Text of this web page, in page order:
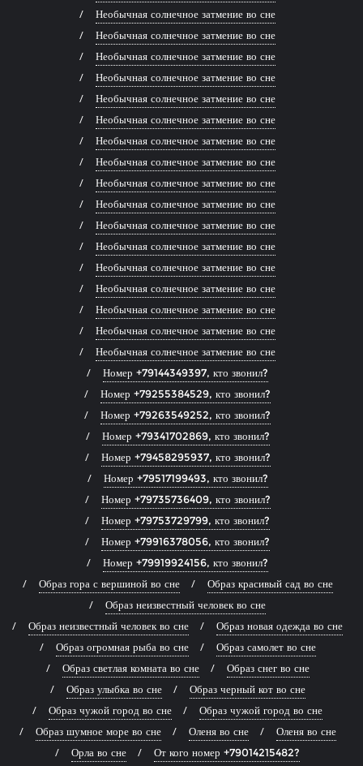
Необычная солнечное затмение во сне
Необычная солнечное затмение во сне
Необычная солнечное затмение во сне
Необычная солнечное затмение во сне
Необычная солнечное затмение во сне
Необычная солнечное затмение во сне
Необычная солнечное затмение во сне
Необычная солнечное затмение во сне
Необычная солнечное затмение во сне
Необычная солнечное затмение во сне
Необычная солнечное затмение во сне
Необычная солнечное затмение во сне
Необычная солнечное затмение во сне
Необычная солнечное затмение во сне
Необычная солнечное затмение во сне
Необычная солнечное затмение во сне
Необычная солнечное затмение во сне
Номер +79144349397, кто звонил?
Номер +79255384529, кто звонил?
Номер +79263549252, кто звонил?
Номер +79341702869, кто звонил?
Номер +79458295937, кто звонил?
Номер +79517199493, кто звонил?
Номер +79735736409, кто звонил?
Номер +79753729799, кто звонил?
Номер +79916378056, кто звонил?
Номер +79919924156, кто звонил?
Образ гора с вершиной во сне
Образ красивый сад во сне
Образ неизвестный человек во сне
Образ неизвестный человек во сне
Образ новая одежда во сне
Образ огромная рыба во сне
Образ самолет во сне
Образ светлая комната во сне
Образ снег во сне
Образ улыбка во сне
Образ черный кот во сне
Образ чужой город во сне
Образ чужой город во сне
Образ шумное море во сне
Оленя во сне
Оленя во сне
Орла во сне
От кого номер +79014215482?